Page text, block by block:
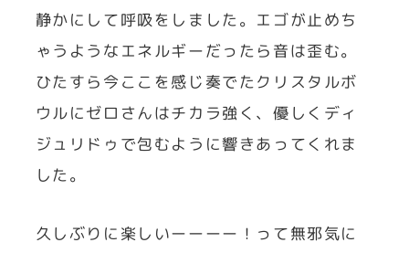
静かにして呼吸をしました。エゴが止めち
ゃうようなエネルギーだったら音は歪む。
ひたすら今ここを感じ奏でたクリスタルボ
ウルにゼロさんはチカラ強く、優しくディ
ジュリドゥで包むように響きあってくれま
した。
久しぶりに楽しいーーーー！って無邪気に